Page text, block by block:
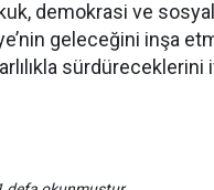
demokrasi ve
geleceğini inşa